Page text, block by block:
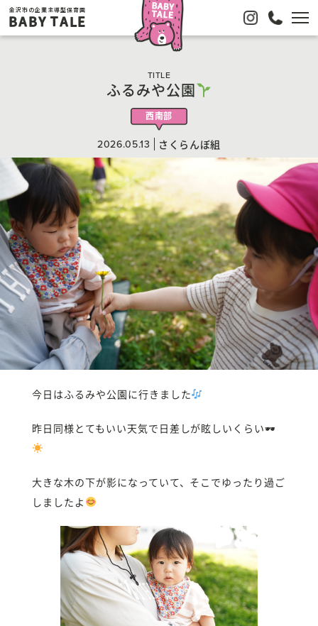
金沢市の企業主導型保育園
BABY TALE
TITLE
ふるみや公園
西南部
2026.05.13 さくらんぼ組
今日はふるみや公園に行きました
昨日同様とてもいい天気で日差しが眩しいくらい🕶
大きな木の下が影になっていて、そこでゆったり過ご
しましたよ